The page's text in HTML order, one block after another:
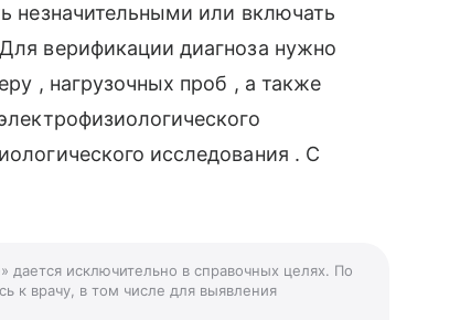
незначительными или включать
верификации диагноза нужно
, нагрузочных проб , а также
исследования . С
дается исключительно в справочных целях. По
к врачу, в том числе для выявления